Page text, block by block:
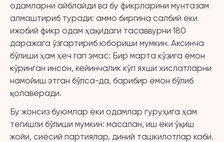
одамларни айблайди ва бу фикрларини мунтазам
алмаштириб туради: аммо биргина салбий ёки
ижобий фикр одам ҳақидаги тасаввурни 180
даражага ўзгартириб юбориши мумкин. Аксинча
бўлиши ҳам ҳеч гап эмас: Бир марта кўзига ёмон
кўринган инсон, кейинчалик кўп яхши хислатларни
намойиш этган бўлса-да, барибир ёмон бўлиб
қолаверади.
Бу жонсиз буюмлар ёки одамлар гуруҳига ҳам
тегишли бўлиши мумкин: масалан, иш ёки ўқиш
жойи, сиёсий партиялар, диний ташкилотлар каби.